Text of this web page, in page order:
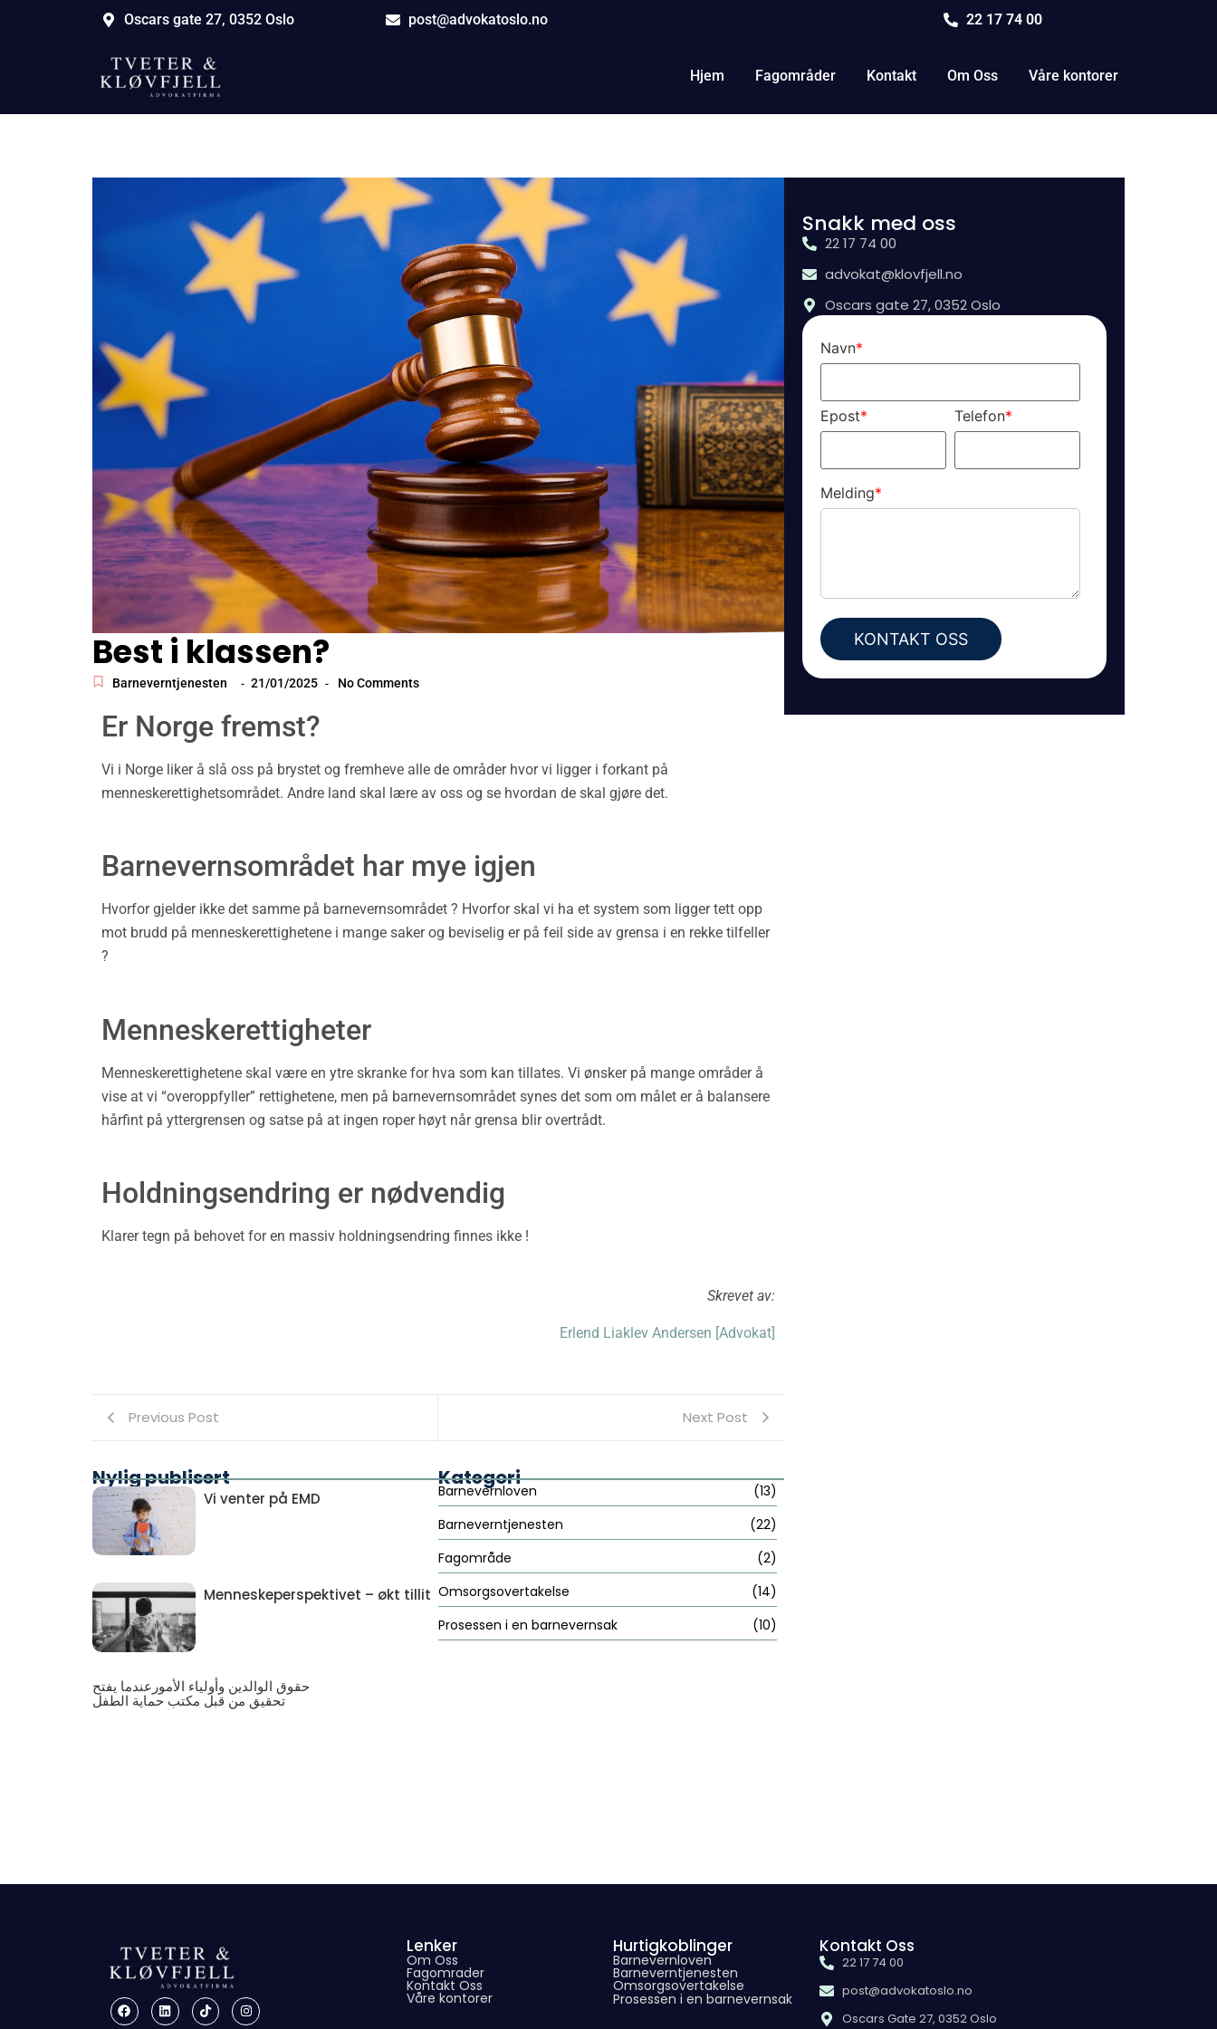
Oscars gate 27, 0352 Oslo post@advokatoslo.no 22 17 74 00
Hjem Fagområder Kontakt Om Oss Våre kontorer
Best i klassen?
Barneverntjenesten - 21/01/2025 - No Comments
Er Norge fremst?
Vi i Norge liker å slå oss på brystet og fremheve alle de områder hvor vi ligger i forkant på
menneskerettighetsområdet. Andre land skal lære av oss og se hvordan de skal gjøre det.
Barnevernsområdet har mye igjen
Hvorfor gjelder ikke det samme på barnevernsområdet ? Hvorfor skal vi ha et system som ligger tett opp
mot brudd på menneskerettighetene i mange saker og beviselig er på feil side av grensa i en rekke tilfeller
?
Menneskerettigheter
Menneskerettighetene skal være en ytre skranke for hva som kan tillates. Vi ønsker på mange områder å
vise at vi “overoppfyller” rettighetene, men på barnevernsområdet synes det som om målet er å balansere
hårfint på yttergrensen og satse på at ingen roper høyt når grensa blir overtrådt.
Holdningsendring er nødvendig
Klarer tegn på behovet for en massiv holdningsendring finnes ikke !
Skrevet av:
Erlend Liaklev Andersen [Advokat]
Previous Post Next Post
Nylig publisert
Vi venter på EMD
Menneskeperspektivet – økt tillit
حقوق الوالدين وأولياء الأمورعندما يفتح
تحقيق من قبل مكتب حماية الطفل
Kategori
Barnevernloven
(13)
Barneverntjenesten
(22)
Fagområde
(2)
Omsorgsovertakelse
(14)
Prosessen i en barnevernsak
(10)
Snakk med oss
22 17 74 00
advokat@klovfjell.no
Oscars gate 27, 0352 Oslo
Navn*
Epost* Telefon*
Melding*
Lenker
Om Oss
Fagomrader
Kontakt Oss
Våre kontorer
Hurtigkoblinger
Barnevernloven
Barneverntjenesten
Omsorgsovertakelse
Prosessen i en barnevernsak
Kontakt Oss
22 17 74 00
post@advokatoslo.no
Oscars Gate 27, 0352 Oslo